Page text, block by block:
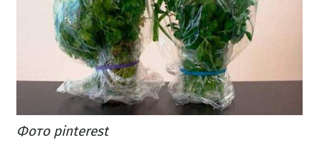
Фото pinterest